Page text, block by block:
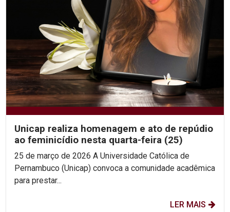
Unicap realiza homenagem e ato de repúdio
ao feminicídio nesta quarta-feira (25)
25 de março de 2026 A Universidade Católica de
Pernambuco (Unicap) convoca a comunidade acadêmica
para prestar...
LER MAIS